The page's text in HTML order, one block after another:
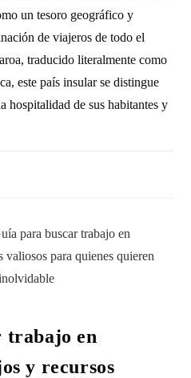
un tesoro geográfico y
de viajeros de todo el
traducido literalmente como
este país insular se distingue
hospitalidad de sus habitantes y
trabajo en
y recursos